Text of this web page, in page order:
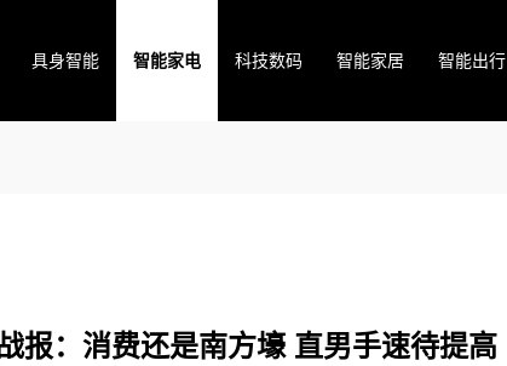
具身智能 智能家电 科技数码 智能家居 智能出行
报：消费还是南方壕 直男手速待提高